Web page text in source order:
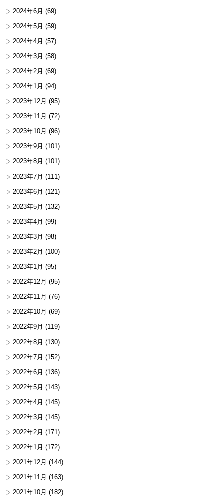
2024年6月 (69)
2024年5月 (59)
2024年4月 (57)
2024年3月 (58)
2024年2月 (69)
2024年1月 (94)
2023年12月 (95)
2023年11月 (72)
2023年10月 (96)
2023年9月 (101)
2023年8月 (101)
2023年7月 (111)
2023年6月 (121)
2023年5月 (132)
2023年4月 (99)
2023年3月 (98)
2023年2月 (100)
2023年1月 (95)
2022年12月 (95)
2022年11月 (76)
2022年10月 (69)
2022年9月 (119)
2022年8月 (130)
2022年7月 (152)
2022年6月 (136)
2022年5月 (143)
2022年4月 (145)
2022年3月 (145)
2022年2月 (171)
2022年1月 (172)
2021年12月 (144)
2021年11月 (163)
2021年10月 (182)